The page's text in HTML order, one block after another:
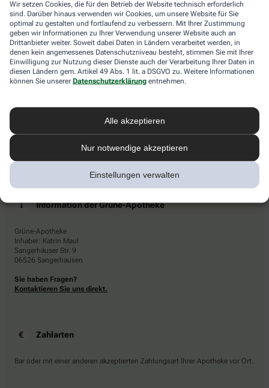
Wir setzen Cookies, die für den Betrieb der Website technisch erforderlich
sind. Darüber hinaus verwenden wir Cookies, um unsere Website für Sie
optimal zu gestalten und fortlaufend zu verbessern. Mit Ihrer Zustimmung
geben wir Informationen zu Ihrer Verwendung unserer Website auch an
Drittanbieter weiter. Soweit dabei Daten in Ländern verarbeitet werden, in
denen kein angemessenes Datenschutzniveau besteht, stimmen Sie mit Ihrer
Einwilligung zur Nutzung dieser Dienste auch der Verarbeitung Ihrer Daten in
diesen Ländern gem. Artikel 49 Abs. 1 lit. a DSGVO zu. Weitere Informationen
können Sie unserer Datenschutzerklärung entnehmen.
Alle akzeptieren
Nur notwendige akzeptieren
Einstellungen verwalten
das
Haus.
Newsletters den Dienstleister Emarsys ein. Die Einwilligung
kann jederzeit für die Zukunft widerrufen werden (z.B. über den
Abmelde-Link in jedem Newsletter). Die sonstigen
Kontaktmöglichkeiten dafür und weitere Angaben zur
Datenverarbeitung finden sich in der Datenschutzerklärungvon
AHD.
Information der Grüne-Apotheke
Grüne-Apotheke
Inhaber: Katrin Maul
Sangerhäuser Str. 9
06526 Sangerhausen
Sie haben Fragen?
Kontaktieren Sie uns direkt.
Zahlarten
Bar oder mit einer anderen akzeptierten Zahlungsart Ihrer Apotheke vor Ort.